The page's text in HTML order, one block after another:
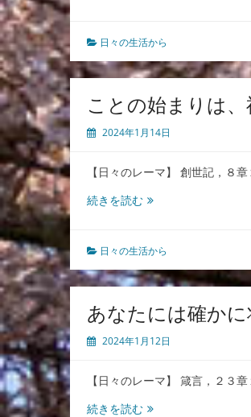
の
信
仰
民
の
信
日々の生活から
ことの始まりは
2024年1月14日
【日々のレーマ】 創世記，８
続きを読むこ
始
ま
り
神
様
と
リ
ス
日々の生活から
あなたには確か
2024年1月12日
【日々のレーマ】 箴言，２３
続きを読むあ